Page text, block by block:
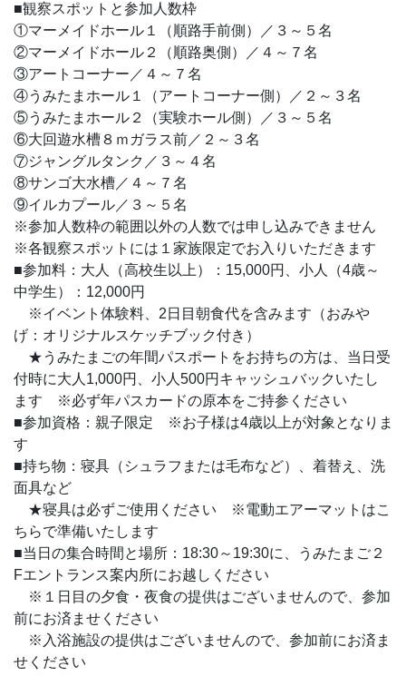
■観察スポットと参加人数枠
①マーメイドホール１（順路手前側）／３～５名
②マーメイドホール２（順路奥側）／４～７名
③アートコーナー／４～７名
④うみたまホール１（アートコーナー側）／２～３名
⑤うみたまホール２（実験ホール側）／３～５名
⑥大回遊水槽８ｍガラス前／２～３名
⑦ジャングルタンク／３～４名
⑧サンゴ大水槽／４～７名
⑨イルカプール／３～５名
※参加人数枠の範囲以外の人数では申し込みできません
※各観察スポットには１家族限定でお入りいただきます
■参加料：大人（高校生以上）：15,000円、小人（4歳～
中学生）：12,000円
※イベント体験料、2日目朝食代を含みます（おみや
げ：オリジナルスケッチブック付き）
★うみたまごの年間パスポートをお持ちの方は、当日受
付時に大人1,000円、小人500円キャッシュバックいたし
ます ※必ず年パスカードの原本をご持参ください
■参加資格：親子限定 ※お子様は4歳以上が対象となりま
す
■持ち物：寝具（シュラフまたは毛布など）、着替え、洗
面具など
★寝具は必ずご使用ください ※電動エアーマットはこ
ちらで準備いたします
■当日の集合時間と場所：18:30～19:30に、うみたまご２
Fエントランス案内所にお越しください
※１日目の夕食・夜食の提供はございませんので、参加
前にお済ませください
※入浴施設の提供はございませんので、参加前にお済ま
せください